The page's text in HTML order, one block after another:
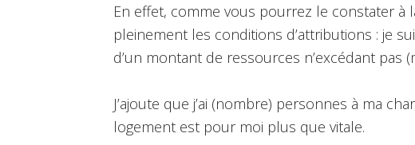
En effet, comme vous pourrez le constater à
pleinement les conditions d’attributions : je
d’un montant de ressources n’excédant pas
J’ajoute que j’ai (nombre) personnes à ma
logement est pour moi plus que vitale.